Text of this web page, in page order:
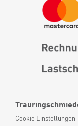
Cookie Einstellungen